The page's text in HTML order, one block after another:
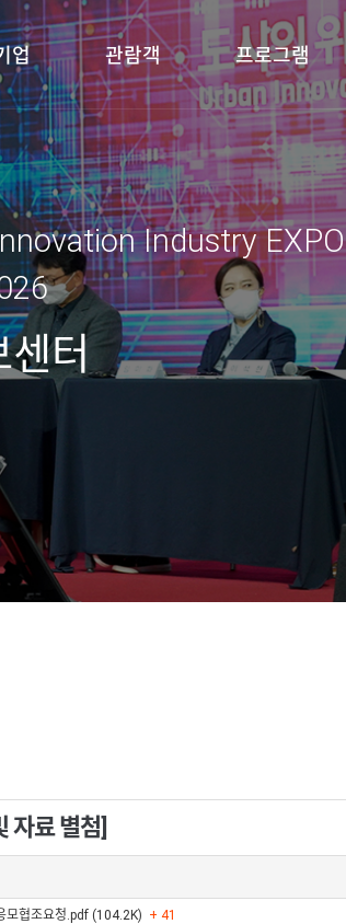
업 관람객 프로그램
Industry EXPO
센터
자료 별첨]
모협조요청.pdf (104.2K) + 41